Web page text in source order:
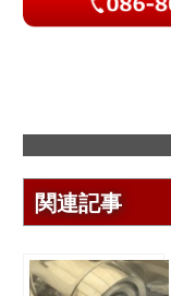
関連記事